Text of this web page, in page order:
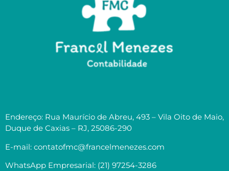
Endereço: Rua Maurício de Abreu, 493 – Vila Oito de Maio,
Duque de Caxias – RJ, 25086-290
E-mail: contatofmc@francelmenezes.com
WhatsApp Empresarial: (21) 97254-3286